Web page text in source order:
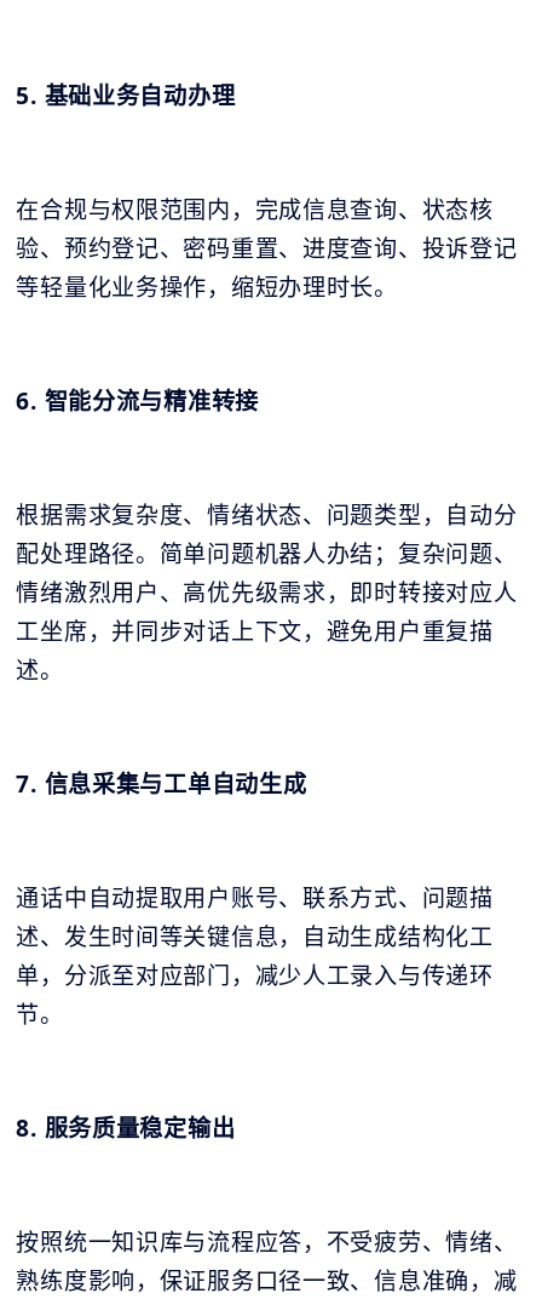
5. 基础业务自动办理
在合规与权限范围内，完成信息查询、状态核
验、预约登记、密码重置、进度查询、投诉登记
等轻量化业务操作，缩短办理时长。
6. 智能分流与精准转接
根据需求复杂度、情绪状态、问题类型，自动分
配处理路径。简单问题机器人办结；复杂问题、
情绪激烈用户、高优先级需求，即时转接对应人
工坐席，并同步对话上下文，避免用户重复描
述。
7. 信息采集与工单自动生成
通话中自动提取用户账号、联系方式、问题描
述、发生时间等关键信息，自动生成结构化工
单，分派至对应部门，减少人工录入与传递环
节。
8. 服务质量稳定输出
按照统一知识库与流程应答，不受疲劳、情绪、
熟练度影响，保证服务口径一致、信息准确，减